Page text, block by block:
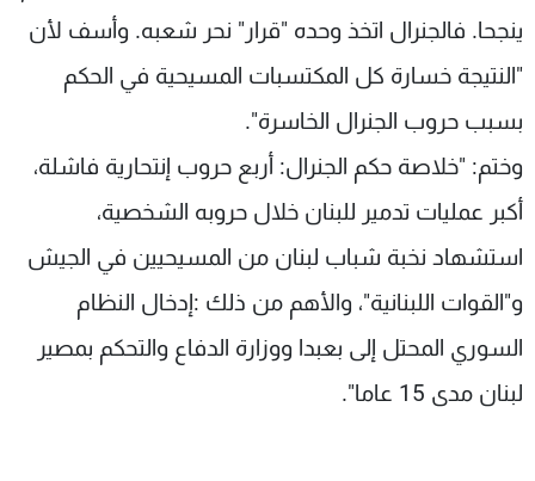
ينجحا. فالجنرال اتخذ وحده "قرار" نحر شعبه. وأسف لأن
"النتيجة خسارة كل المكتسبات المسيحية في الحكم
بسبب حروب الجنرال الخاسرة".
وختم: "خلاصة حكم الجنرال: أربع حروب إنتحارية فاشلة،
أكبر عمليات تدمير للبنان خلال حروبه الشخصية،
استشهاد نخبة شباب لبنان من المسيحيين في الجيش
و"القوات اللبنانية"، والأهم من ذلك :إدخال النظام
السوري المحتل إلى بعبدا ووزارة الدفاع والتحكم بمصير
لبنان مدى 15 عاما".